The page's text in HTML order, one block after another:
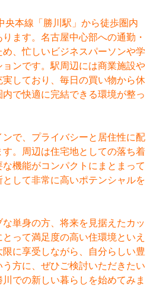
央本線「勝川駅」から徒歩圏内
ます。名古屋中心部への通勤・
、忙しいビジネスパーソンや学
ンです。駅周辺には商業施設や
しており、毎日の買い物から休
で快適に完結できる環境が整っ
で、プライバシーと居住性に配
。周辺は住宅地としての落ち着
機能がコンパクトにまとまって
して非常に高いポテンシャルを
単身の方、将来を見据えたカッ
って満足度の高い住環境といえ
に享受しながら、自分らしい豊
方に、ぜひご検討いただきたい
での新しい暮らしを始めてみま